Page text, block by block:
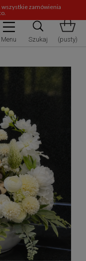
zamówienia
Menu Szukaj (pusty)